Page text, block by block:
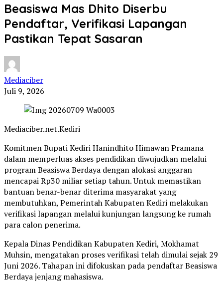
Beasiswa Mas Dhito Diserbu
Pendaftar, Verifikasi Lapangan
Pastikan Tepat Sasaran
Mediaciber
Juli 9, 2026
Mediaciber.net.Kediri
Komitmen Bupati Kediri Hanindhito Himawan Pramana
dalam memperluas akses pendidikan diwujudkan melalui
program Beasiswa Berdaya dengan alokasi anggaran
mencapai Rp30 miliar setiap tahun. Untuk memastikan
bantuan benar-benar diterima masyarakat yang
membutuhkan, Pemerintah Kabupaten Kediri melakukan
verifikasi lapangan melalui kunjungan langsung ke rumah
para calon penerima.
Kepala Dinas Pendidikan Kabupaten Kediri, Mokhamat
Muhsin, mengatakan proses verifikasi telah dimulai sejak 29
Juni 2026. Tahapan ini difokuskan pada pendaftar Beasiswa
Berdaya jenjang mahasiswa.